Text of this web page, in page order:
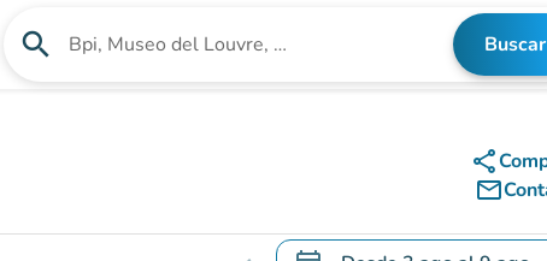
search Buscar un establecimiento Buscar
share
mail_outline